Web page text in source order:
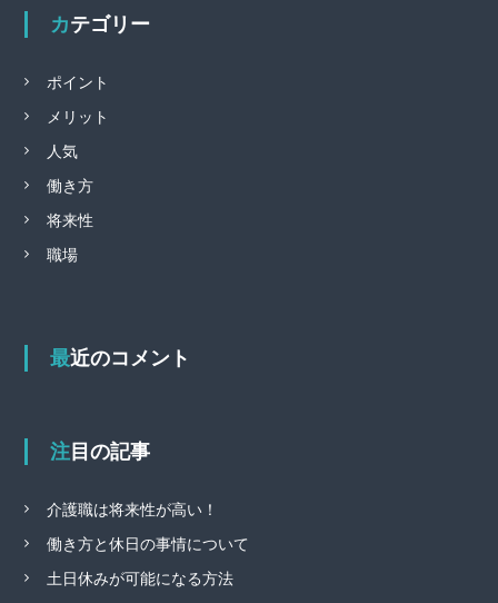
カテゴリー
ポイント
メリット
人気
働き方
将来性
職場
最近のコメント
注目の記事
介護職は将来性が高い！
働き方と休日の事情について
土日休みが可能になる方法